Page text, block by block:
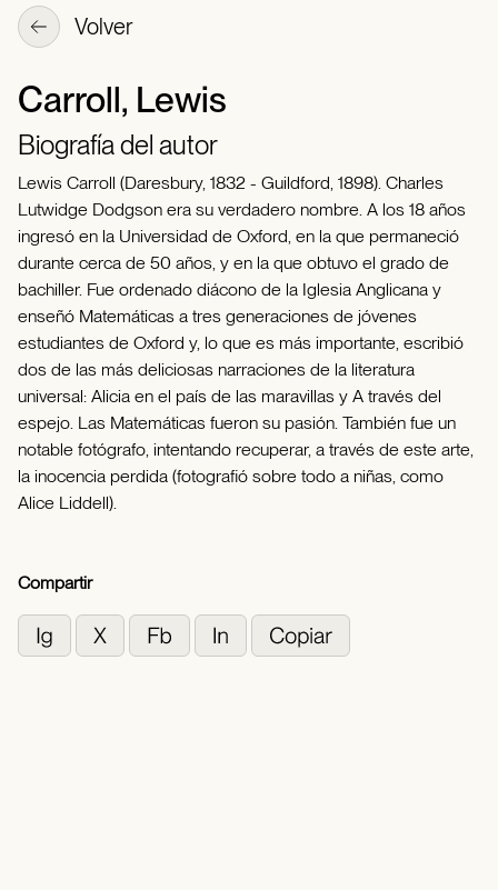
Volver
Carroll, Lewis
Biografía del autor
Lewis Carroll (Daresbury, 1832 - Guildford, 1898). Charles
Lutwidge Dodgson era su verdadero nombre. A los 18 años
ingresó en la Universidad de Oxford, en la que permaneció
durante cerca de 50 años, y en la que obtuvo el grado de
bachiller. Fue ordenado diácono de la Iglesia Anglicana y
enseñó Matemáticas a tres generaciones de jóvenes
estudiantes de Oxford y, lo que es más importante, escribió
dos de las más deliciosas narraciones de la literatura
universal: Alicia en el país de las maravillas y A través del
espejo. Las Matemáticas fueron su pasión. También fue un
notable fotógrafo, intentando recuperar, a través de este arte,
la inocencia perdida (fotografió sobre todo a niñas, como
Alice Liddell).
Compartir